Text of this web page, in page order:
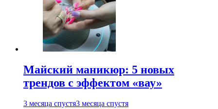
Майский маникюр: 5 новых
трендов с эффектом «вау»
3 месяца спустя3 месяца спустя